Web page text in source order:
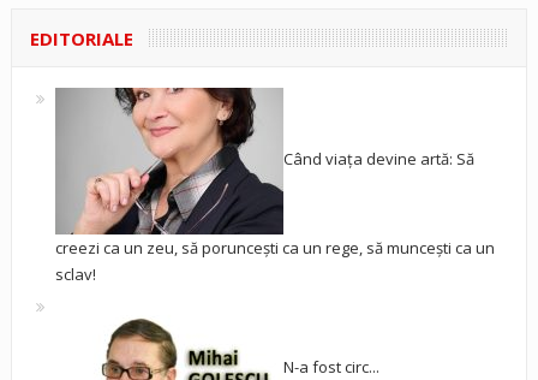
EDITORIALE
Când viața devine artă: Să
creezi ca un zeu, să poruncești ca un rege, să muncești ca un
sclav!
N-a fost circ...